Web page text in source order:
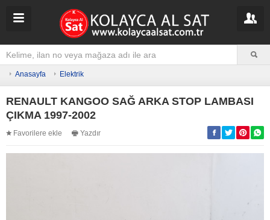
Anasayfa Elektrik
RENAULT KANGOO SAĞ ARKA STOP LAMBASI
ÇIKMA 1997-2002
Favorilere ekle Yazdır